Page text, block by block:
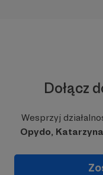
Dołącz
Wesprzyj
Opydo,